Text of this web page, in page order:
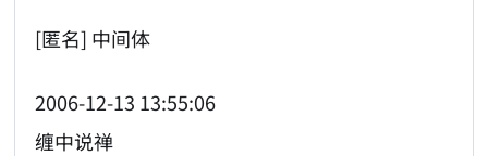
[匿名] 中间体
2006-12-13 13:55:06
缠中说禅